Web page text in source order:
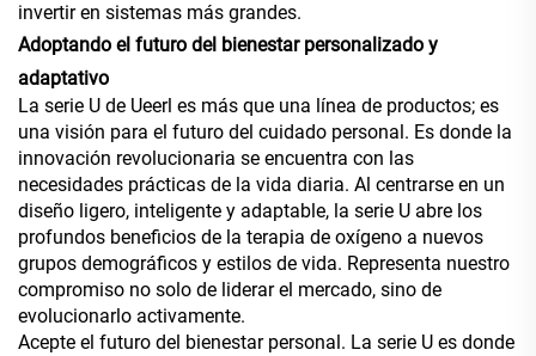
invertir en sistemas más grandes.
Adoptando el futuro del bienestar personalizado y
adaptativo
La serie U de Ueerl es más que una línea de productos; es
una visión para el futuro del cuidado personal. Es donde la
innovación revolucionaria se encuentra con las
necesidades prácticas de la vida diaria. Al centrarse en un
diseño ligero, inteligente y adaptable, la serie U abre los
profundos beneficios de la terapia de oxígeno a nuevos
grupos demográficos y estilos de vida. Representa nuestro
compromiso no solo de liderar el mercado, sino de
evolucionarlo activamente.
Acepte el futuro del bienestar personal. La serie U es donde